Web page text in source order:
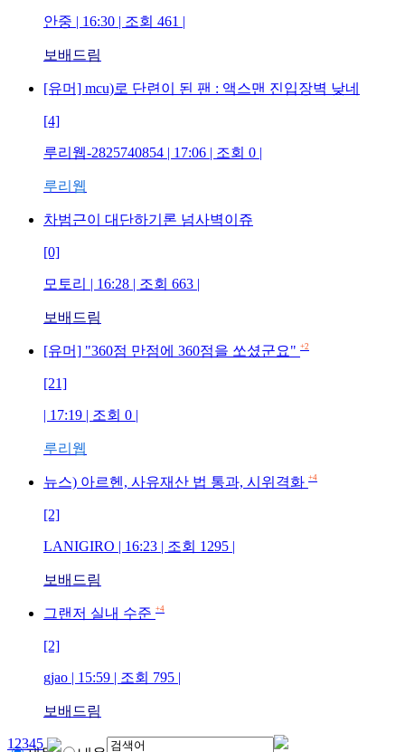
안중 | 16:30 | 조회 461 |
보배드림
[유머] mcu)로 단련이 된 팬 : 액스맨 진입장벽 낮네
[4]
루리웹-2825740854 | 17:06 | 조회 0 |
루리웹
차범근이 대단하기론 넘사벽이쥬
[0]
모토리 | 16:28 | 조회 663 |
보배드림
[유머] "360점 만점에 360점을 쏘셨군요" +2
[21]
| 17:19 | 조회 0 |
루리웹
뉴스) 아르헨, 사유재산 법 통과, 시위격화 +4
[2]
LANIGIRO | 16:23 | 조회 1295 |
보배드림
그랜저 실내 수준 +4
[2]
gjao | 15:59 | 조회 795 |
보배드림
12345